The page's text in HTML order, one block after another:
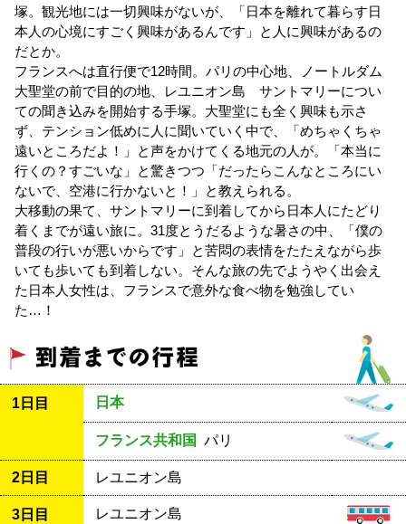
塚。観光地には一切興味がないが、「日本を離れて暮らす日
本人の心境にすごく興味があるんです」と人に興味があるの
だとか。
フランスへは直行便で12時間。パリの中心地、ノートルダム
大聖堂の前で目的の地、レユニオン島 サントマリーについ
ての聞き込みを開始する手塚。大聖堂にも全く興味も示さ
ず、テンション低めに人に聞いていく中で、「めちゃくちゃ
遠いところだよ！」と声をかけてくる地元の人が。「本当に
行くの？すごいな」と驚きつつ「だったらこんなところにい
ないで、空港に行かないと！」と教えられる。
大移動の果て、サントマリーに到着してから日本人にたどり
着くまでが遠い旅に。31度とうだるような暑さの中、「僕の
普段の行いが悪いからです」と苦悶の表情をたたえながら歩
いても歩いても到着しない。そんな旅の先でようやく出会え
た日本人女性は、フランスで意外な食べ物を勉強してい
た…！
1日目 日本
フランス共和国 パリ
2日目 レユニオン島
3日目 レユニオン島